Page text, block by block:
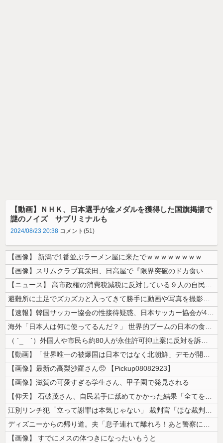
【動画】ＮＨＫ、日本選手が金メダルを獲得した国旗掲揚で
謎のノイズ サブリミナルも
2024/08/23 20:38 コメント(51)
【画像】 新潟で1番並ぶラーメン屋に来たでｗｗｗｗｗｗｗｗ
【画像】スリムクラブ真栄田、日高屋で『限界突破のドカ食い』を披露するｗ...
【ニュース】 高市政権の消費税減税に反対している９人の自民党議員が全て...
避難所に土足でズカズカと入ってきて勝手に動画や写真を撮影したメディア取...
【速報】韓国サッカー協会の性接待疑惑、日本サッカー協会が4人の日本人審...
海外「日本人は何に使ってるんだ？」 世界的ブームの日本の食品、買ってみ...
（ ´_ゝ`）外国人や市民ら約80人が永住許可抑止案に反対を訴え「選別...
【動画】「世界唯一の被爆国は日本ではなく北朝鮮」デモが開催される
【画像】最新の高梨沙羅さん🥺 【Pickup08082923】
【画像】滋賀の可愛すぎる学生さん、甲子園で発見される
【仰天】 石破茂さん、自民若手に舐めてかかった結果「全てを失うｗｗｗｗ...
江別リンチ犯「立って謝罪は本気じゃない」 裁判官「ほな裁判で土下座して...
ディズニーからの帰り道。夫「息子連れて離れろ！あと警察に通報！」私「助...
【画像】 すでにメスの体つきになったいもうと